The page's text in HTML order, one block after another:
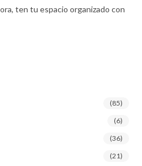
ten tu espacio organizado con
(85)
(6)
(36)
(21)